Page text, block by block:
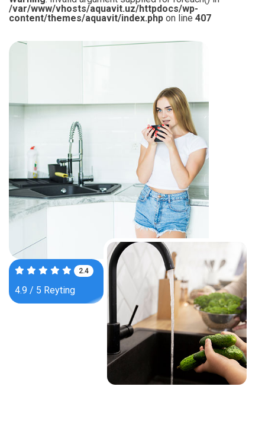
/var/www/vhosts/aquavit.uz/httpdocs/wp-
content/themes/aquavit/index.php on line 407
3.7
4.9 / 5 Reyting